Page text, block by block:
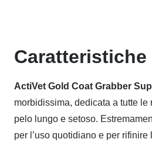
Caratteristiche
ActiVet Gold Coat Grabber
morbidissima, dedicata a tutte le
pelo lungo e setoso.
per l’uso quotidiano e per rifinire